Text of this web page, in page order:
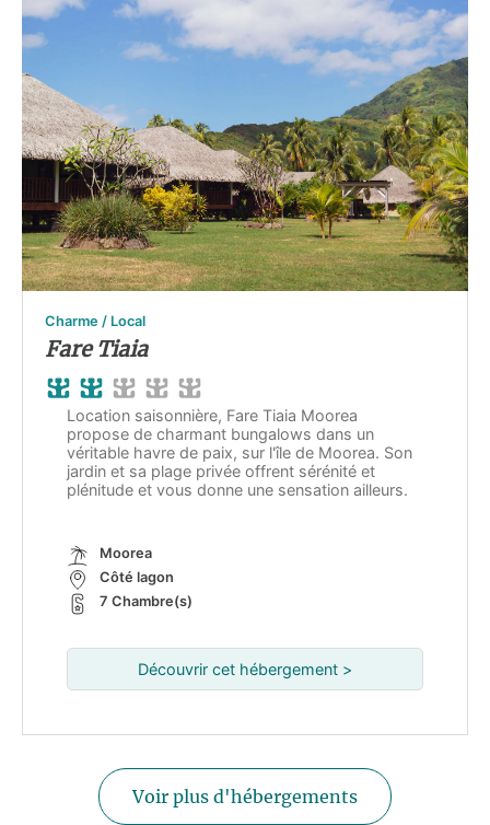
Charme / Local
Fare Tiaia
Location saisonnière, Fare Tiaia Moorea
propose de charmant bungalows dans un
véritable havre de paix, sur l'île de Moorea. Son
jardin et sa plage privée offrent sérénité et
plénitude et vous donne une sensation ailleurs.
Moorea
Côté lagon
7 Chambre(s)
Découvrir cet hébergement >
Voir plus d'hébergements